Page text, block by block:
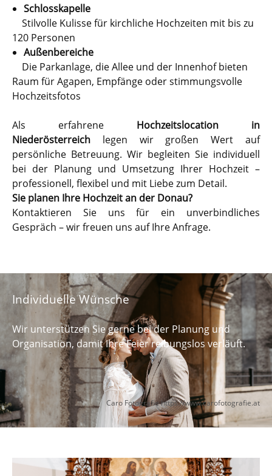
Schlosskapelle
Stilvolle Kulisse für kirchliche Hochzeiten mit bis zu
120 Personen
Außenbereiche
Die Parkanlage, die Allee und der Innenhof bieten
Raum für Agapen, Empfänge oder stimmungsvolle
Hochzeitsfotos
Als erfahrene Hochzeitslocation in
Niederösterreich legen wir großen Wert auf
persönliche Betreuung. Wir begleiten Sie individuell
bei der Planung und Umsetzung Ihrer Hochzeit –
professionell, flexibel und mit Liebe zum Detail.
Sie planen Ihre Hochzeit an der Donau?
Kontaktieren Sie uns für ein unverbindliches
Gespräch – wir freuen uns auf Ihre Anfrage.
Individuelle Wünsche
Wir unterstützen Sie gerne bei der Planung und
Organisation, damit Ihre Feier reibungslos verläuft.
Caro Fotografiehttps://www.carofotografie.at